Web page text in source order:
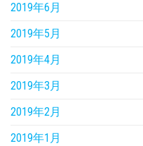
2019年6月
2019年5月
2019年4月
2019年3月
2019年2月
2019年1月